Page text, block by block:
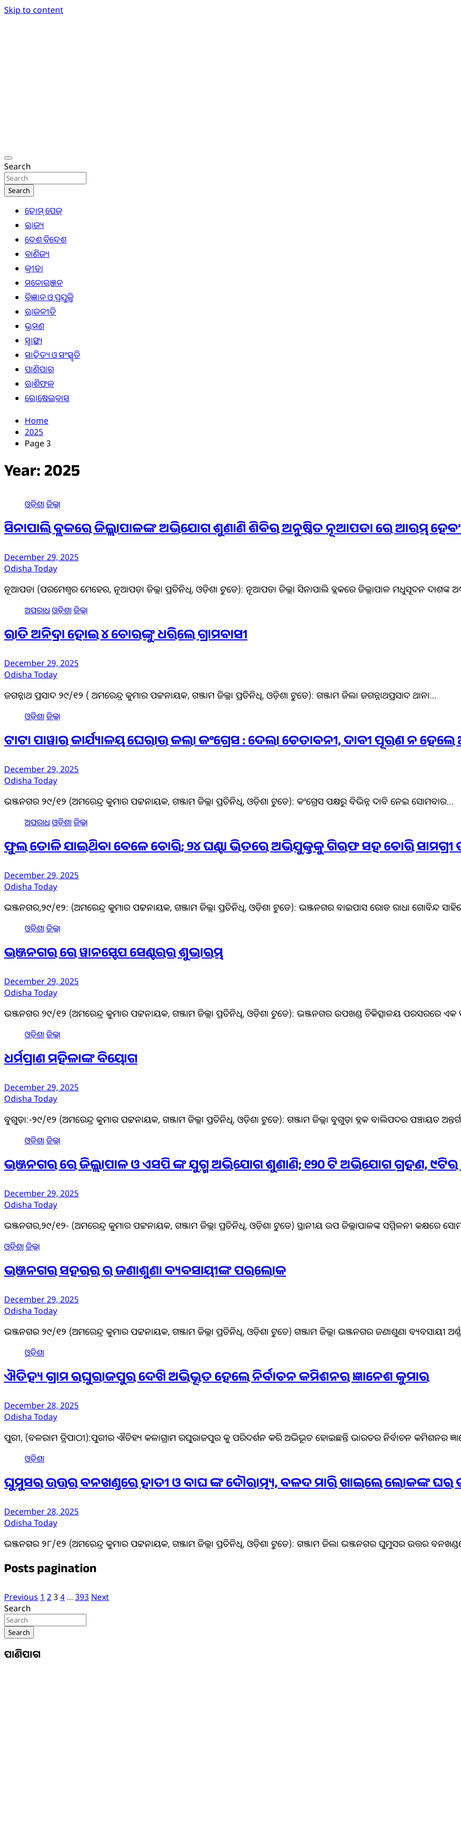
Skip to content
Search
Search
ହୋମ୍ ପେଜ୍
ରାଜ୍ୟ
ଦେଶ ବିଦେଶ
ବାଣିଜ୍ୟ
କ୍ରୀଡା
ମନୋରଞ୍ଜନ
ବିଜ୍ଞାନ ଓ ପ୍ରଯୁକ୍ତି
ରାଜନୀତି
ଭ୍ରମଣ
ସ୍ୱାସ୍ଥ୍ୟ
ସାହିତ୍ୟ ଓ ସଂସ୍କୃତି
ପାଣିପାଗ
ରାଶିଫଳ
ରୋଷେଇବାସ
Home
2025
Page 3
Year:2025
ଓଡ଼ିଶାଜିଲ୍ଲା
ସିନାପାଲି ବ୍ଲକରେ ଜିଲ୍ଲାପାଳଙ୍କ ଅଭିଯୋଗ ଶୁଣାଣି ଶିବିର ଅନୁଷ୍ଠିତ ନୂଆପଡା ରେ ଆରମ୍ଭ
December 29, 2025
Odisha Today
ନୂଆପଡା (ପରମେଶ୍ୱର ମେହେର, ନୂଆପଡ଼ା ଜିଲ୍ଲା ପ୍ରତିନିଧି, ଓଡ଼ିଶା ଟୁଡେ): ନୂଆପଡା ଜିଲ୍ଲା ସିନାପାଲି ବ୍ଲକରେ ଜିଲ୍ଲାପାଳ ମଧୁସୂଦନ ଦାଶଙ୍କ
ଅପରାଧ ଓଡ଼ିଶାଜିଲ୍ଲା
ରାତି ଅନିଦ୍ରା ହୋଇ ୪ ଚୋରଙ୍କୁ ଧରିଲେ ଗ୍ରାମବାସୀ
December 29, 2025
Odisha Today
ଜଗନ୍ନାଥ ପ୍ରସାଦ ୨୯/୧୨ ( ଅମରେନ୍ଦ୍ର କୁମାର ପଟ୍ଟନାୟକ, ଗଞ୍ଜାମ ଜିଲ୍ଲା ପ୍ରତିନିଧି, ଓଡ଼ିଶା ଟୁଡେ): ଗଞ୍ଜାମ ଜିଲା ଜଗନ୍ନାଥପ୍ରସାଦ ଥାନା…
ଓଡ଼ିଶାଜିଲ୍ଲା
ଟାଟା ପାୱାର କାର୍ଯ୍ୟାଳୟ ଘେରାଉ କଲା କଂଗ୍ରେସ : ଦେଲା ଚେତାବନୀ, ଦାବୀ ପୂରଣ ନ
December 29, 2025
Odisha Today
ଭଞ୍ଜନଗର ୨୯/୧୨ (ଅମରେନ୍ଦ୍ର କୁମାର ପଟ୍ଟନାୟକ, ଗଞ୍ଜାମ ଜିଲ୍ଲା ପ୍ରତିନିଧି, ଓଡ଼ିଶା ଟୁଡେ): କଂଗ୍ରେସ ପକ୍ଷରୁ ବିଭିନ୍ନ ଦାବି ନେଇ ସୋମବାର…
ଅପରାଧ ଓଡ଼ିଶାଜିଲ୍ଲା
ଫୁଲ ତୋଳି ଯାଇଥିବା ବେଳେ ଚୋରି; ୨୪ ଘଣ୍ଟା ଭିତରେ ଅଭିଯୁକ୍ତକୁ ଗିରଫ ସହ ଚୋରି ସାମଗ୍ରୀ
December 29, 2025
Odisha Today
ଭଞ୍ଜନଗର,୨୯/୧୨: (ଅମରେନ୍ଦ୍ର କୁମାର ପଟ୍ଟନାୟକ, ଗଞ୍ଜାମ ଜିଲ୍ଲା ପ୍ରତିନିଧି, ଓଡ଼ିଶା ଟୁଡେ): ଭଞ୍ଜନଗର ବାଇପାସ ରୋଡ ରାଧା ଗୋବିନ୍ଦ
ଓଡ଼ିଶାଜିଲ୍ଲା
ଭଞ୍ଜନଗର ରେ ୱାନସ୍ଟେପ ସେଣ୍ଟରର ଶୁଭାରମ୍ଭ
December 29, 2025
Odisha Today
ଭଞ୍ଜନଗର ୨୯/୧୨ (ଅମରେନ୍ଦ୍ର କୁମାର ପଟ୍ଟନାୟକ, ଗଞ୍ଜାମ ଜିଲ୍ଲା ପ୍ରତିନିଧି, ଓଡ଼ିଶା ଟୁଡେ): ଭଞ୍ଜନଗର ଉପଖଣ୍ଡ ଚିକିତ୍ସାଳୟ ପରସରରେ ଏକ
ଓଡ଼ିଶାଜିଲ୍ଲା
ଧର୍ମପ୍ରାଣ ମହିଳାଙ୍କ ବିୟୋଗ
December 29, 2025
Odisha Today
ବୁଗୁଡ଼ା:-୨୯/୧୨ (ଅମରେନ୍ଦ୍ର କୁମାର ପଟ୍ଟନାୟକ, ଗଞ୍ଜାମ ଜିଲ୍ଲା ପ୍ରତିନିଧି, ଓଡ଼ିଶା ଟୁଡେ): ଗଞ୍ଜାମ ଜିଲ୍ଲା ବୁଗୁଡ଼ା ବ୍ଲକ ବାଲିପଦର ପଞ୍ଚାୟତ
ଓଡ଼ିଶାଜିଲ୍ଲା
ଭଞ୍ଜନଗର ରେ ଜିଲ୍ଲାପାଳ ଓ ଏସପି ଙ୍କ ଯୁଗ୍ମ ଅଭିଯୋଗ ଶୁଣାଣି; ୧୨୦ ଟି ଅଭିଯୋଗ ଗ୍ରହଣ, ୯ଟିର
December 29, 2025
Odisha Today
ଭଞ୍ଜନଗର,୨୯/୧୨- (ଅମରେନ୍ଦ୍ର କୁମାର ପଟ୍ଟନାୟକ, ଗଞ୍ଜାମ ଜିଲ୍ଲା ପ୍ରତିନିଧି, ଓଡ଼ିଶା ଟୁଡେ) ସ୍ଥାନୀୟ ଉପ ଜିଲ୍ଲାପାଳଙ୍କ ସମ୍ମିଳନୀ କକ୍ଷରେ
ଓଡ଼ିଶାଜିଲ୍ଲା
ଭଞ୍ଜନଗର ସହରର ର ଜଣାଶୁଣା ବ୍ୟବସାୟୀଙ୍କ ପରଲୋକ
December 29, 2025
Odisha Today
ଭଞ୍ଜନଗର ୨୯/୧୨ (ଅମରେନ୍ଦ୍ର କୁମାର ପଟ୍ଟନାୟକ, ଗଞ୍ଜାମ ଜିଲ୍ଲା ପ୍ରତିନିଧି, ଓଡ଼ିଶା ଟୁଡେ) ଗଞ୍ଜାମ ଜିଲ୍ଲା ଭଞ୍ଜନଗର ଜଣାଶୁଣା ବ୍ୟବସାୟୀ
ଓଡ଼ିଶା
ଐତିହ୍ୟ ଗ୍ରାମ ରଘୁରାଜପୁର ଦେଖି ଅଭିଭୂତ ହେଲେ ନିର୍ବାଚନ କମିଶନର ଜ୍ଞାନେଶ କୁମାର
December 28, 2025
Odisha Today
ପୁରୀ, (ବଳରାମ ତ୍ରିପାଠୀ):ପୁରୀର ଐତିହ୍ୟ କଳାଗ୍ରାମ ରଘୁରାଜପୁର କୁ ପରିଦର୍ଶନ କରି ଅଭିଭୂତ ହୋଇଛନ୍ତି ଭାରତର ନିର୍ବାଚନ କମିଶନର
ଓଡ଼ିଶା
ଘୁମୁସର ଉତ୍ତର ବନଖଣ୍ଡରେ ହାତୀ ଓ ବାଘ ଙ୍କ ଦୌରାତ୍ମ୍ୟ, ବଳଦ ମାରି ଖାଇଲେ ଲୋକଙ୍କ
December 28, 2025
Odisha Today
ଭଞ୍ଜନଗର ୨୮/୧୨ (ଅମରେନ୍ଦ୍ର କୁମାର ପଟ୍ଟନାୟକ, ଗଞ୍ଜାମ ଜିଲ୍ଲା ପ୍ରତିନିଧି, ଓଡ଼ିଶା ଟୁଡେ): ଗଞ୍ଜାମ ଜିଲା ଭଞ୍ଜନଗର ଘୁମୁସର ଉତ୍ତର
Posts pagination
Previous 1 2 3 4 … 393 Next
Search
Search
ପାଣିପାଗ